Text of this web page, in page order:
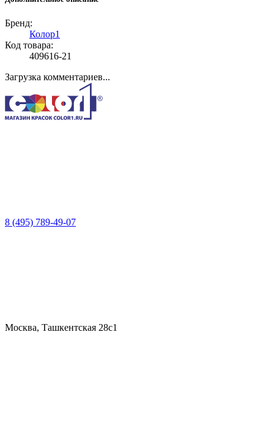
Бренд:
Колор1
Код товара:
409616-21
Загрузка комментариев...
8 (495) 789-49-07
Москва, Ташкентская 28с1